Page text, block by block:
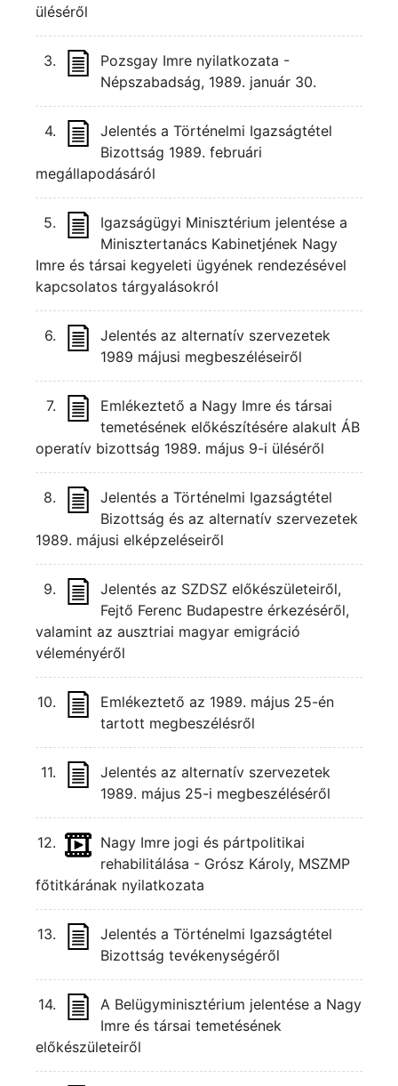
üléséről
3.
Pozsgay Imre nyilatkozata -
Népszabadság, 1989. január 30.
4.
Jelentés a Történelmi Igazságtétel
Bizottság 1989. februári
megállapodásáról
5.
Igazságügyi Minisztérium jelentése a
Minisztertanács Kabinetjének Nagy
Imre és társai kegyeleti ügyének rendezésével
kapcsolatos tárgyalásokról
6.
Jelentés az alternatív szervezetek
1989 májusi megbeszéléseiről
7.
Emlékeztető a Nagy Imre és társai
temetésének előkészítésére alakult ÁB
operatív bizottság 1989. május 9-i üléséről
8.
Jelentés a Történelmi Igazságtétel
Bizottság és az alternatív szervezetek
1989. májusi elképzeléseiről
9.
Jelentés az SZDSZ előkészületeiről,
Fejtő Ferenc Budapestre érkezéséről,
valamint az ausztriai magyar emigráció
véleményéről
10.
Emlékeztető az 1989. május 25-én
tartott megbeszélésről
11.
Jelentés az alternatív szervezetek
1989. május 25-i megbeszéléséről
12.
Nagy Imre jogi és pártpolitikai
rehabilitálása - Grósz Károly, MSZMP
főtitkárának nyilatkozata
13.
Jelentés a Történelmi Igazságtétel
Bizottság tevékenységéről
14.
A Belügyminisztérium jelentése a Nagy
Imre és társai temetésének
előkészületeiről